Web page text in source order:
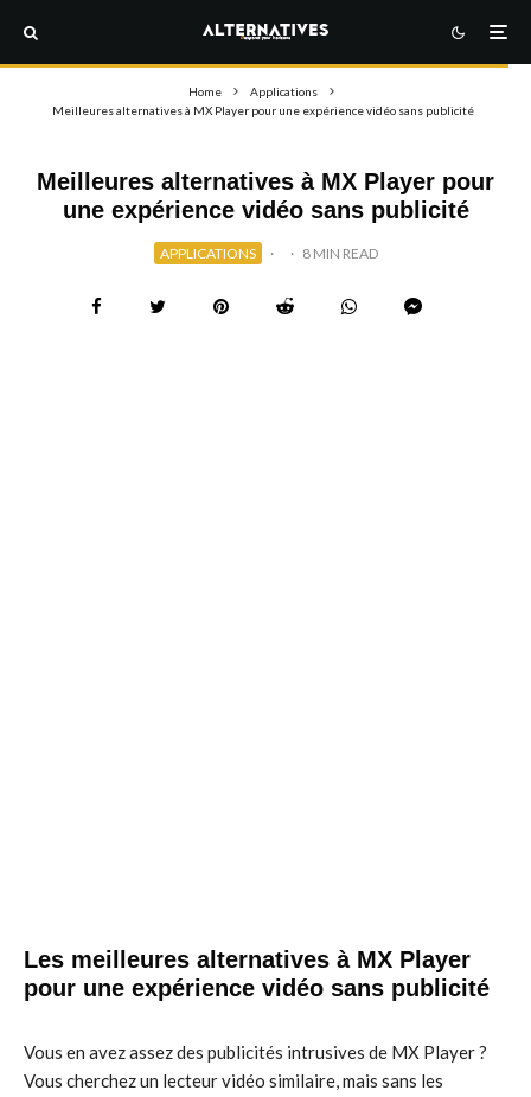
Home
Applications
Meilleures alternatives à MX Player pour une expérience vidéo sans publicité
Meilleures alternatives à MX Player pour
une expérience vidéo sans publicité
APPLICATIONS · · 8 MIN READ
Les meilleures alternatives à MX Player
pour une expérience vidéo sans publicité
Vous en avez assez des publicités intrusives de MX Player ?
Vous cherchez un lecteur vidéo similaire, mais sans les